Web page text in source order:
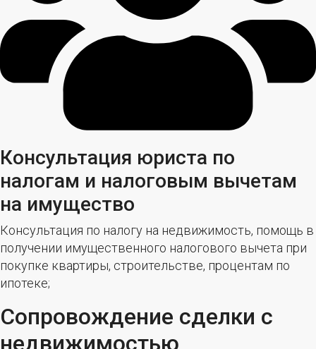
Консультация юриста по
налогам и налоговым вычетам
на имущество
Консультация по налогу на недвижимость, помощь в
получении имущественного налогового вычета при
покупке квартиры, строительстве, процентам по
ипотеке;
Сопровождение сделки с
недвижимостью